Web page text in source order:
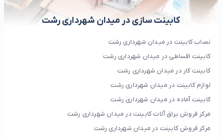
کابینت سازی در میدان شهرداری رشت
نصاب کابینت در میدان شهرداری رشت
کابینت اقساطی در میدان شهرداری رشت
کابینت کار در میدان شهرداری رشت
لوازم کابینت در میدان شهرداری رشت
کابینت آماده در میدان شهرداری رشت
مرکز فروش یراق آلات کابینت در میدان شهرداری رشت
مرکز فروش کابینت در میدان شهرداری رشت